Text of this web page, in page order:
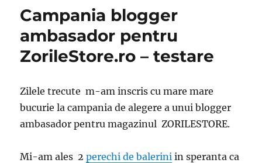
Campania blogger
ambasador pentru
ZorileStore.ro – testare
Zilele trecute m-am inscris cu mare mare
bucurie la campania de alegere a unui blogger
ambasador pentru magazinul ZORILESTORE.
Mi-am ales 2perechi de balerini in speranta ca